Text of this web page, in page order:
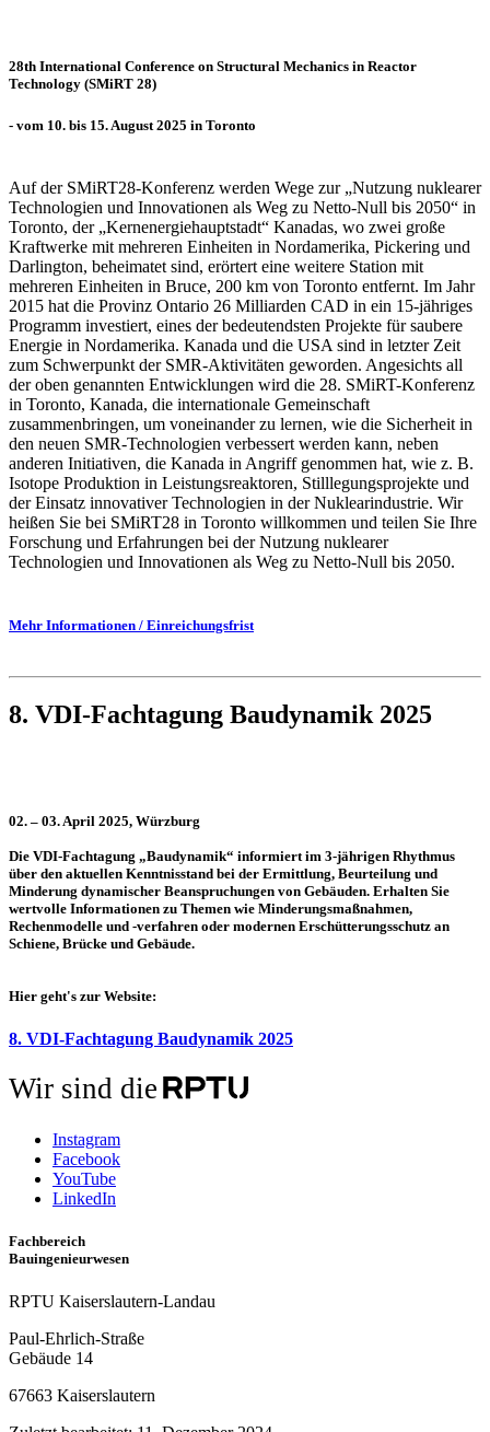
28th International Conference on Structural Mechanics in Reactor
Technology (SMiRT 28)
- vom 10. bis 15. August 2025 in Toronto
Auf der SMiRT28-Konferenz werden Wege zur „Nutzung nuklearer
Technologien und Innovationen als Weg zu Netto-Null bis 2050“ in
Toronto, der „Kernenergiehauptstadt“ Kanadas, wo zwei große
Kraftwerke mit mehreren Einheiten in Nordamerika, Pickering und
Darlington, beheimatet sind, erörtert eine weitere Station mit
mehreren Einheiten in Bruce, 200 km von Toronto entfernt. Im Jahr
2015 hat die Provinz Ontario 26 Milliarden CAD in ein 15-jähriges
Programm investiert, eines der bedeutendsten Projekte für saubere
Energie in Nordamerika. Kanada und die USA sind in letzter Zeit
zum Schwerpunkt der SMR-Aktivitäten geworden. Angesichts all
der oben genannten Entwicklungen wird die 28. SMiRT-Konferenz
in Toronto, Kanada, die internationale Gemeinschaft
zusammenbringen, um voneinander zu lernen, wie die Sicherheit in
den neuen SMR-Technologien verbessert werden kann, neben
anderen Initiativen, die Kanada in Angriff genommen hat, wie z. B.
Isotope Produktion in Leistungsreaktoren, Stilllegungsprojekte und
der Einsatz innovativer Technologien in der Nuklearindustrie. Wir
heißen Sie bei SMiRT28 in Toronto willkommen und teilen Sie Ihre
Forschung und Erfahrungen bei der Nutzung nuklearer
Technologien und Innovationen als Weg zu Netto-Null bis 2050.
Mehr Informationen / Einreichungsfrist
8. VDI-Fachtagung Baudynamik 2025
02. – 03. April 2025, Würzburg
Die VDI-Fachtagung „Baudynamik“ informiert im 3-jährigen Rhythmus
über den aktuellen Kenntnisstand bei der Ermittlung, Beurteilung und
Minderung dynamischer Beanspruchungen von Gebäuden. Erhalten Sie
wertvolle Informationen zu Themen wie Minderungsmaßnahmen,
Rechenmodelle und -verfahren oder modernen Erschütterungsschutz an
Schiene, Brücke und Gebäude.
Hier geht's zur Website:
8. VDI-Fachtagung Baudynamik 2025
Wir sind die
Instagram
Facebook
YouTube
LinkedIn
Fachbereich
Bauingenieurwesen
RPTU Kaiserslautern-Landau
Paul-Ehrlich-Straße
Gebäude 14
67663 Kaiserslautern